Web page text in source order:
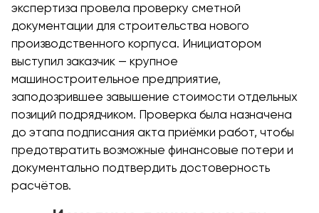
экспертиза провела проверку сметной
документации для строительства нового
производственного корпуса. Инициатором
выступил заказчик — крупное
машиностроительное предприятие,
заподозрившее завышение стоимости отдельных
позиций подрядчиком. Проверка была назначена
до этапа подписания акта приёмки работ, чтобы
предотвратить возможные финансовые потери и
документально подтвердить достоверность
расчётов.